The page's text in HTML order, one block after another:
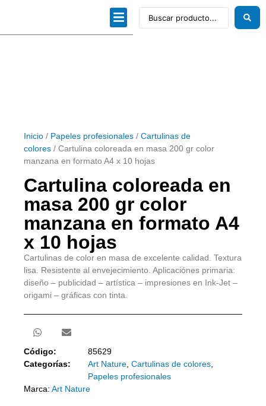
Inicio / Papeles profesionales / Cartulinas de
colores / Cartulina coloreada en masa 200 gr color
manzana en formato A4 x 10 hojas
Cartulina coloreada en
masa 200 gr color
manzana en formato A4
x 10 hojas
Cartulinas de color en masa de excelente calidad. Textura
lisa. Resistente al envejecimiento. Aplicaciónes primaria:
diseño – publicidad – artística – impresiones en Ink-Jet –
origami – gráficas con tinta.
Código:
85629
Categorías:
Art Nature, Cartulinas de colores,
Papeles profesionales
Marca: Art Nature